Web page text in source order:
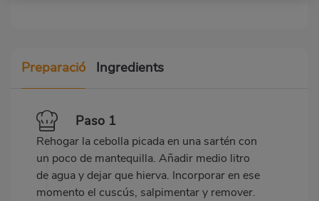
Preparació Ingredients
Paso 1
Rehogar la cebolla picada en una sartén con
un poco de mantequilla. Añadir medio litro
de agua y dejar que hierva. Incorporar en ese
momento el cuscús, salpimentar y remover.